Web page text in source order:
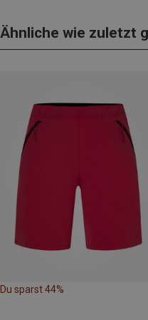
Ähnliche wie zuletzt
Du sparst 44%